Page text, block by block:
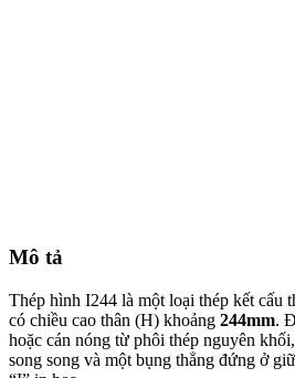
Mô tả
Thép hình I244 là một loại thép kết cấu
có chiều cao thân (H) khoảng 244mm.
hoặc cán nóng từ phôi thép nguyên
song song và một bụng thẳng đứng ở